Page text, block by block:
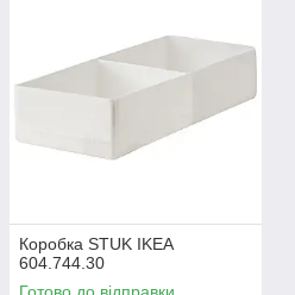
Коробка STUK IKEA
604.744.30